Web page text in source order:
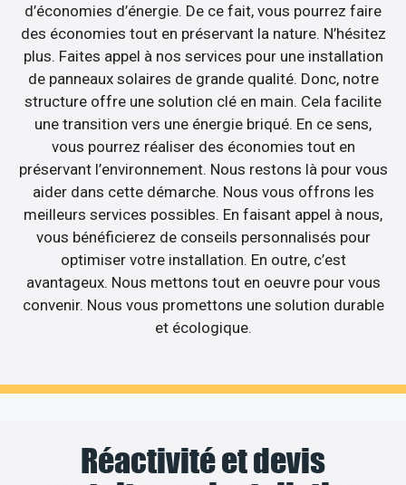
d’économies d’énergie. De ce fait, vous pourrez faire
des économies tout en préservant la nature. N’hésitez
plus. Faites appel à nos services pour une installation
de panneaux solaires de grande qualité. Donc, notre
structure offre une solution clé en main. Cela facilite
une transition vers une énergie briqué. En ce sens,
vous pourrez réaliser des économies tout en
préservant l’environnement. Nous restons là pour vous
aider dans cette démarche. Nous vous offrons les
meilleurs services possibles. En faisant appel à nous,
vous bénéficierez de conseils personnalisés pour
optimiser votre installation. En outre, c’est
avantageux. Nous mettons tout en oeuvre pour vous
convenir. Nous vous promettons une solution durable
et écologique.
Réactivité et devis